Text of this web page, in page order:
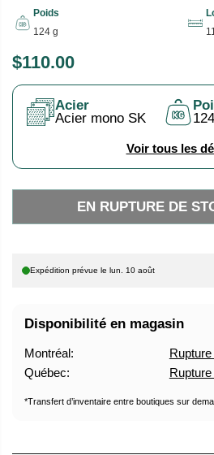
Poids
124 g
P
R
H
A
I
$110.00
E
N
T
U
E
Acier
Acier mono SK
Voir tous les
EN RUPTURE DE
Expédition prévue lelun. 10 août
Disponibilité en magasin
Montréal:
Québec:
*Transfert d’inventaire entre boutiques sur